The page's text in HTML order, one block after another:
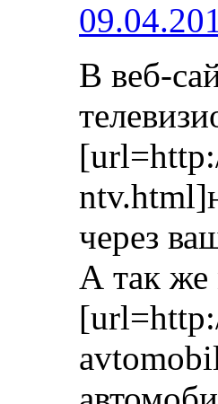
В веб-
через
А так же